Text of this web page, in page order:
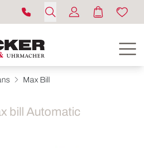
Max Bill
bill Automatic